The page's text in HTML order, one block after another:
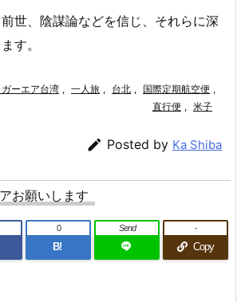
世、陰謀論などを信じ、それらに深
す。
ガーエア台湾 , 一人旅 , 台北 , 国際定期航空便 ,
直行便 , 米子
 Posted by Ka Shiba
お願いします
B!
0 Send
Copy
-